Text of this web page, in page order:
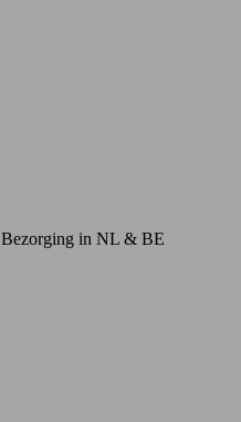
Bezorging in NL & BE